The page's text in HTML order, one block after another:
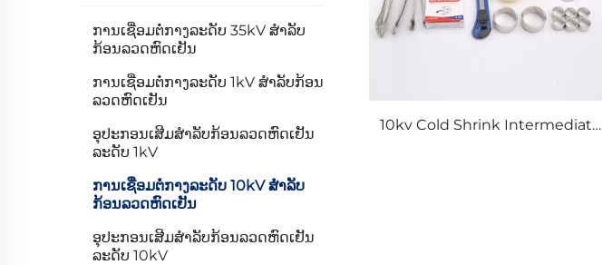
ການເຊື່ອມຕໍ່ກາງລະດັບ 35kV ສໍາລັບ
ກ້ອນລວດຫົດເຢັນ
ການເຊື່ອມຕໍ່ກາງລະດັບ 1kV ສໍາລັບກ້ອນ
ລວດຫົດເຢັນ
ອຸປະກອນເສີມສໍາລັບກ້ອນລວດຫົດເຢັນ
ລະດັບ 1kV
ການເຊື່ອມຕໍ່ກາງລະດັບ 10kV ສໍາລັບ
ກ້ອນລວດຫົດເຢັນ
ອຸປະກອນເສີມສໍາລັບກ້ອນລວດຫົດເຢັນ
ລະດັບ 10kV
10kv Cold Shrink Intermediate